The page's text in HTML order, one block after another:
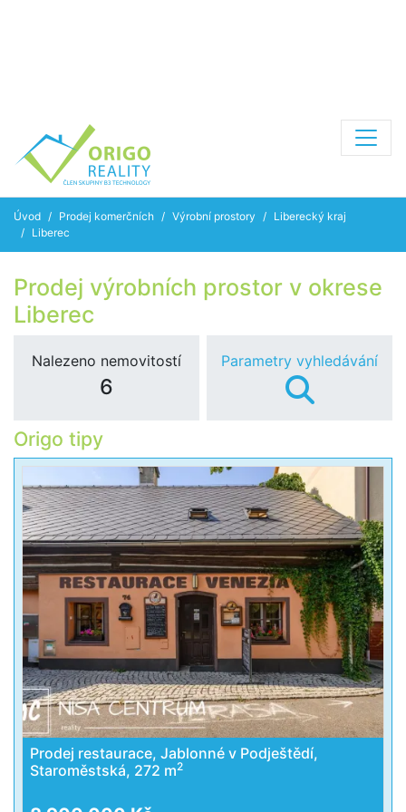
Úvod Prodej komerčních Výrobní prostory
Liberecký kraj
Liberec
Prodej výrobních prostor v okrese
Liberec
Nalezeno nemovitostí
6
Parametry vyhledávání
Origo tipy
Prodej restaurace, Jablonné v Podještědí,
Staroměstská, 272 m2